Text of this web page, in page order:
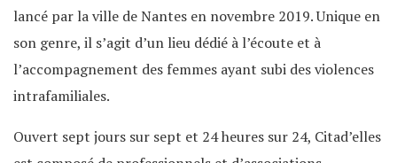
lancé par la ville de Nantes en novembre 2019. Unique en
son genre, il s’agit d’un lieu dédié à l’écoute et à
l’accompagnement des femmes ayant subi des violences
intrafamiliales.
Ouvert sept jours sur sept et 24 heures sur 24, Citad’elles